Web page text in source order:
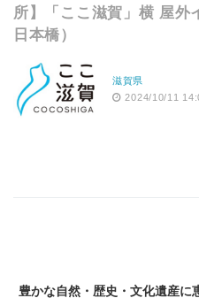
所】「ここ滋賀」横 屋外
日本橋）
滋賀県
2024/10/11
豊かな自然・歴史・文化遺産に